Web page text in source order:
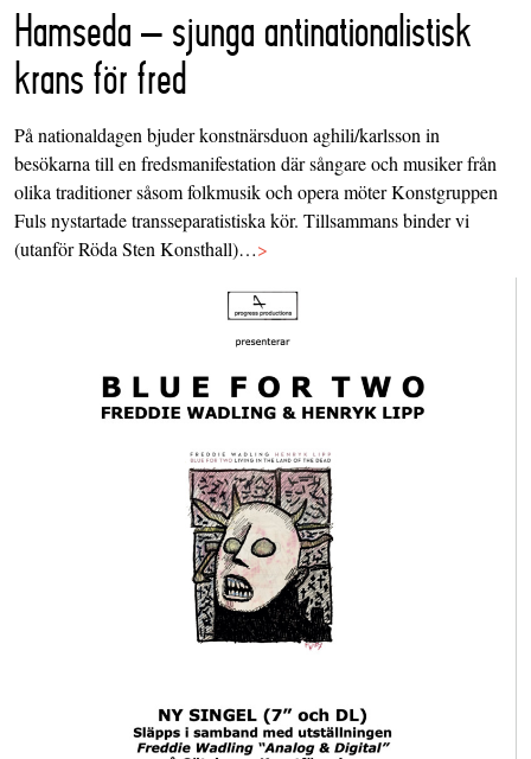
Hamseda – sjunga antinationalistisk
krans för fred
På nationaldagen bjuder konstnärsduon aghili/karlsson in
besökarna till en fredsmanifestation där sångare och musiker från
olika traditioner såsom folkmusik och opera möter Konstgruppen
Fuls nystartade transseparatistiska kör. Tillsammans binder vi
(utanför Röda Sten Konsthall)…>